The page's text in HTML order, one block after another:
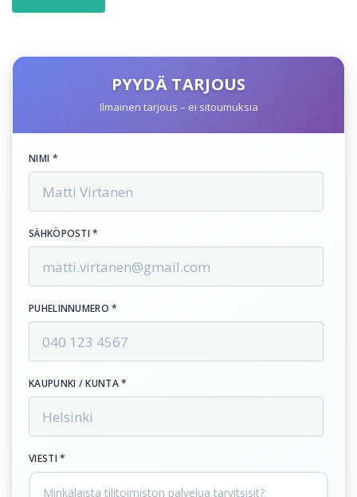
PYYDÄ TARJOUS
Ilmainen tarjous – ei sitoumuksia
NIMI *
SÄHKÖPOSTI *
PUHELINNUMERO *
KAUPUNKI / KUNTA *
VIESTI *